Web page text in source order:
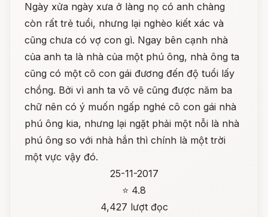
Ngày xửa ngày xưa ở làng nọ có anh chàng
còn rất trẻ tuổi, nhưng lại nghèo kiết xác và
cũng chưa có vợ con gì. Ngay bên cạnh nhà
của anh ta là nhà của một phú ông, nhà ông ta
cũng có một cô con gái đương đến độ tuổi lấy
chồng. Bởi vì anh ta võ vẽ cũng được năm ba
chữ nên có ý muốn ngấp nghé cô con gái nhà
phú ông kia, nhưng lại ngặt phải một nỗi là nhà
phú ông so với nhà hắn thì chính là một trời
một vực vậy đó.
25-11-2017
⭐ 4.8
4,427 lượt đọc